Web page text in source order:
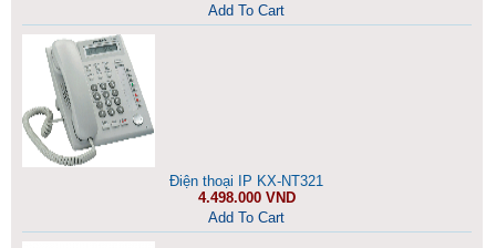
Add To Cart
Điện thoại IP KX-NT321
4.498.000 VND
Add To Cart